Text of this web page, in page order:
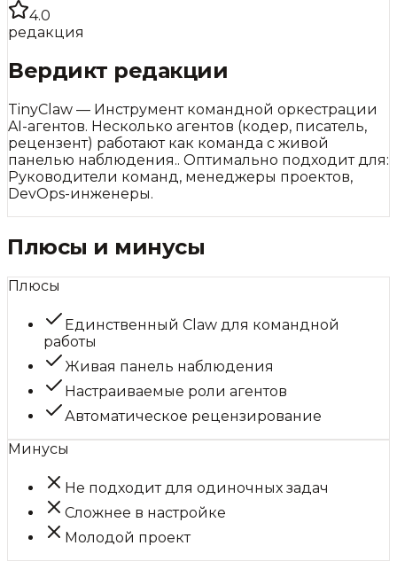
4.0
редакция
Вердикт редакции
TinyClaw — Инструмент командной оркестрации
AI-агентов. Несколько агентов (кодер, писатель,
рецензент) работают как команда с живой
панелью наблюдения.. Оптимально подходит для:
Руководители команд, менеджеры проектов,
DevOps-инженеры.
Плюсы и минусы
Плюсы
Единственный Claw для командной
работы
Живая панель наблюдения
Настраиваемые роли агентов
Автоматическое рецензирование
Минусы
Не подходит для одиночных задач
Сложнее в настройке
Молодой проект